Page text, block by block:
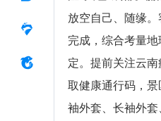
放空自己、随缘
完成，综合考量
定。提前关注云
取健康通行码，
袖外套、长袖外